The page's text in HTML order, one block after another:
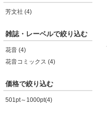
芳文社 (4)
雑誌・レーベルで絞り込む
花音 (4)
花音コミックス (4)
価格で絞り込む
501pt～1000pt(4)